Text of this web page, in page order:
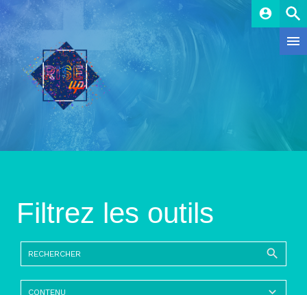
account_circle
Filtrez les outils